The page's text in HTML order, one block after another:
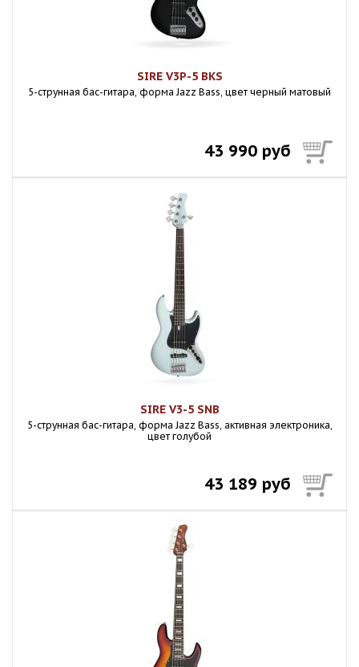
SIRE V3P-5 BKS
5-струнная бас-гитара, форма Jazz Bass, цвет черный матовый
43 990 руб
SIRE V3-5 SNB
5-струнная бас-гитара, форма Jazz Bass, активная электроника,
цвет голубой
43 189 руб